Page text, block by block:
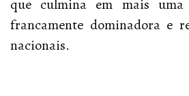
que culmina em mais uma
francamente dominadora e
nacionais.